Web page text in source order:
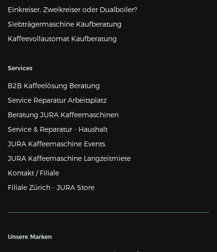
Einkreiser, Zweikreiser oder Dualboiler?
Siebträgermaschine Kaufberatung
Kaffeevollautomat Kaufberatung
Services
B2B Kaffeelösung Beratung
Service Reparatur Arbeitsplatz
Beratung JURA Kaffeemaschinen
Service & Reparatur - Haushalt
JURA Kaffeemaschine Events
JURA Kaffeemaschine Langzeitmiete
Kontakt / Filiale
Filiale Zürich - JURA Store
Unsere Marken